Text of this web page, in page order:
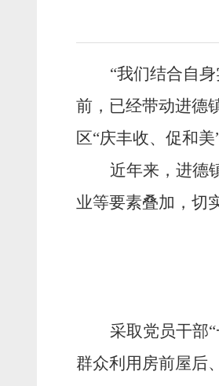
“我们结合自
前，已经带动进德
区“庆丰收、促和
近年来，进德
业等要素叠加，切
采取党员干部
群众利用房前屋后